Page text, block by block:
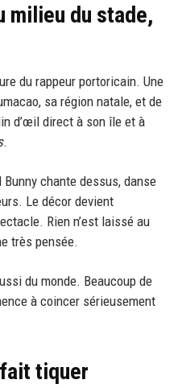
milieu du stade,
du rappeur portoricain. Une
sa région natale, et de
d’œil direct à son île et à
.
chante dessus, danse
Le décor devient
Rien n’est laissé au
très pensée.
du monde. Beaucoup de
à coincer sérieusement
tiquer